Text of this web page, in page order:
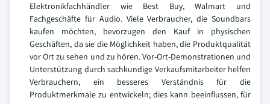
Elektronikfachhändler wie Best Buy, Walmart und
Fachgeschäfte für Audio. Viele Verbraucher, die Soundbars
kaufen möchten, bevorzugen den Kauf in physischen
Geschäften, da sie die Möglichkeit haben, die Produktqualität
vor Ort zu sehen und zu hören. Vor-Ort-Demonstrationen und
Unterstützung durch sachkundige Verkaufsmitarbeiter helfen
Verbrauchern, ein besseres Verständnis für die
Produktmerkmale zu entwickeln; dies kann beeinflussen, für